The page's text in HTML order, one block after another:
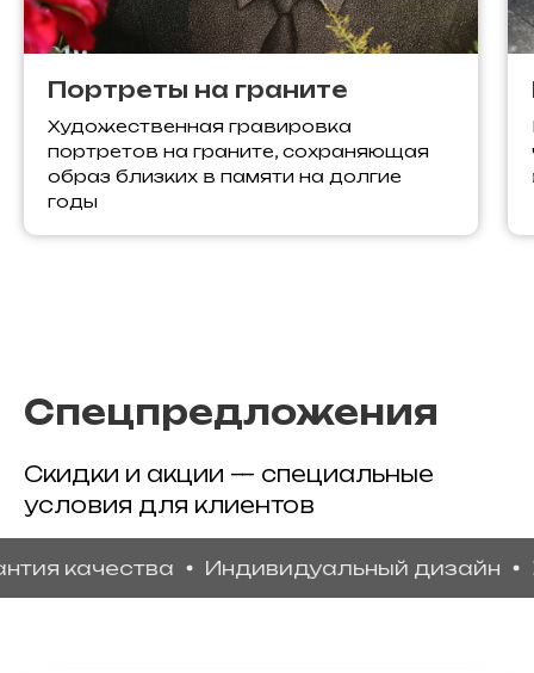
Портреты на граните
Художественная гравировка
портретов на граните, сохраняющая
образ близких в памяти на долгие
годы
Спецпредложения
Скидки и акции — специальные
условия для клиентов
Индивидуальный дизайн